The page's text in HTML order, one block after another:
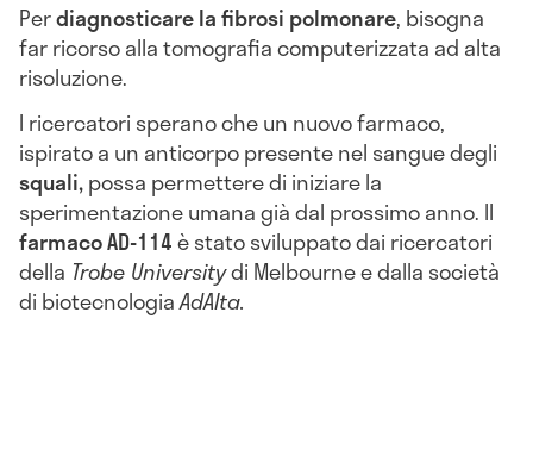
Perdiagnosticare la fibrosi polmonare, bisogna
far ricorso alla tomografia computerizzata ad alta
risoluzione.
I ricercatori sperano che un nuovo farmaco,
ispirato a un anticorpo presente nel sangue degli
squali,possa permettere di iniziare la
sperimentazione umana già dal prossimo anno. Il
farmaco AD-114è stato sviluppato dai ricercatori
della Trobe Universitydi Melbourne e dalla società
di biotecnologiaAdAlta.